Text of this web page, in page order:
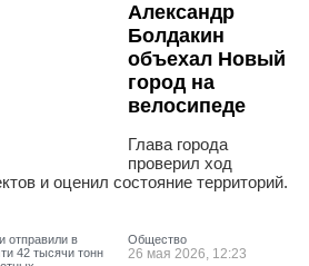
Александр
Болдакин
объехал Новый
город на
велосипеде
Глава города
проверил ход
и оценил состояние территорий.
Общество
26 мая 2026, 12:23